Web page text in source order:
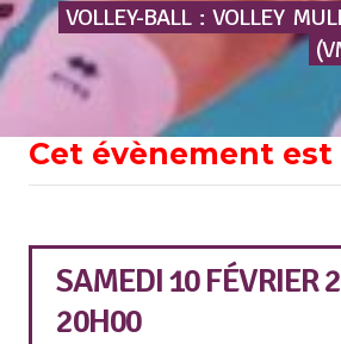
VOLLEY-BALL : VOLLEY
Cet évènement est
SAMEDI 10 FÉVRIER
20H00